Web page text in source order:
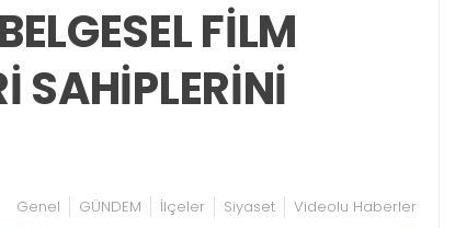
FİLM
SAHİPLERİNİ
Genel GÜNDEM İlçeler Siyaset Videolu Haberler